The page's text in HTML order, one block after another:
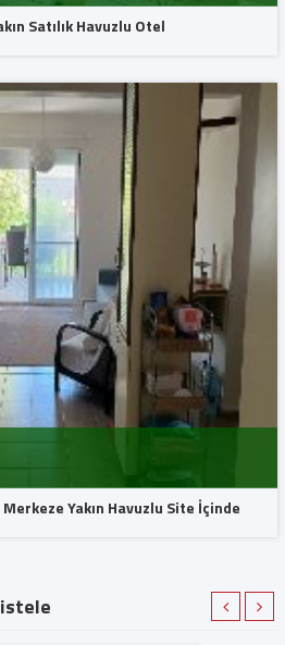
Satılık Havuzlu Otel
Yakın Havuzlu Site İçinde